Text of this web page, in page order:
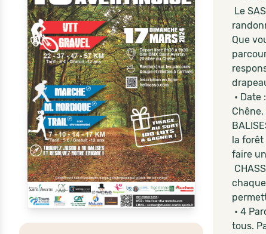
Le
Que
•
Chêne,
la forêt
faire
• 4
tous.